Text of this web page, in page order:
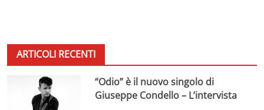
ARTICOLI RECENTI
“Odio” è il nuovo singolo di
Giuseppe Condello – L’intervista